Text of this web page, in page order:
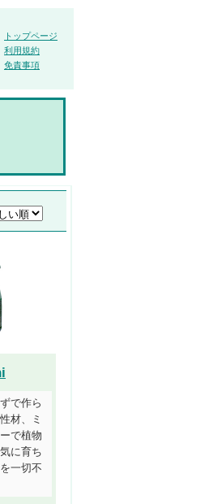
トップページ
利用規約
免責事項
で作ら
材、ミ
で植物
に育ち
一切不